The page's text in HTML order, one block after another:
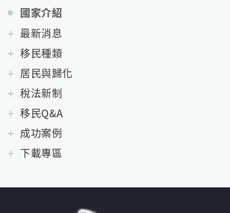
國家介紹
最新消息
移民種類
居民與歸化
稅法新制
移民Q&A
成功案例
下載專區